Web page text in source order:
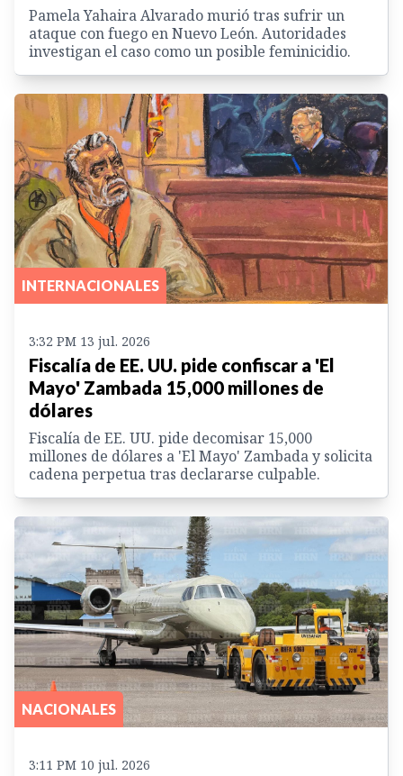
Pamela Yahaira Alvarado murió tras sufrir un
ataque con fuego en Nuevo León. Autoridades
investigan el caso como un posible feminicidio.
INTERNACIONALES
3:32 PM 13 jul. 2026
Fiscalía de EE. UU. pide confiscar a 'El
Mayo' Zambada 15,000 millones de
dólares
Fiscalía de EE. UU. pide decomisar 15,000
millones de dólares a 'El Mayo' Zambada y solicita
cadena perpetua tras declararse culpable.
NACIONALES
3:11 PM 10 jul. 2026